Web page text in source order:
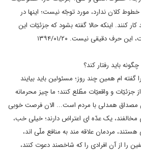
کلان ندارد، مورد توجّه نیست؛ اینها در
کار کنند. اینکه حالا گفته بشود که جزئیّات این
دقیقی نیست. ۱۳۹۴/۰۱/۲۰
ام همین چند روز؛ مسئولین باید بیایند
و واقعیّات مطّلع کنند؛ ما چیز محرمانه
مصداق همدلی با مردم است... الان فرصت خوبی
یک عدّه ای اعتراض دارند؛ خیلی خب،
مردمان علاقه مند به منافع ملّی اند،
را از آن افرادی را که شاخصند دعوت کنند،